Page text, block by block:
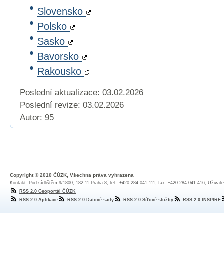
Slovensko
Polsko
Sasko
Bavorsko
Rakousko
Poslední aktualizace: 03.02.2026
Poslední revize: 03.02.2026
Autor: 95
Copyright © 2010 ČÚZK, Všechna práva vyhrazena
Kontakt: Pod sídlištěm 9/1800, 182 11 Praha 8, tel.: +420 284 041 111, fax: +420 284 041 416,
RSS 2.0 Geoportál ČÚZK
RSS 2.0 Aplikace
RSS 2.0 Datové sady RSS 2.0 Síťové služby RSS 2.0 INSPIRE